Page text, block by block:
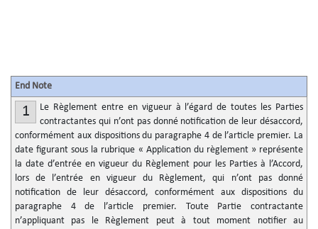
End Note
1
Le Règlement entre en vigueur à l’égard de toutes les Parties
contractantes qui n’ont pas donné notification de leur désaccord,
conformément aux dispositions du paragraphe 4 de l’article premier. La
date figurant sous la rubrique « Application du règlement » représente
la date d’entrée en vigueur du Règlement pour les Parties à l’Accord,
lors de l’entrée en vigueur du Règlement, qui n’ont pas donné
notification de leur désaccord, conformément aux dispositions du
paragraphe 4 de l’article premier. Toute Partie contractante
n’appliquant pas le Règlement peut à tout moment notifier au